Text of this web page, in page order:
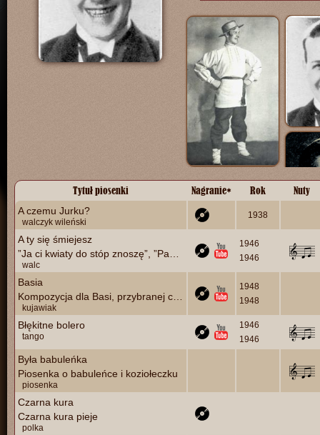
Tytuł piosenki Nagranie* Rok Nuty
A czemu Jurku?
walczyk wileński
1938
A ty się śmiejesz
walc
1946
1946
Basia
kujawiak
1948
1948
Błękitne bolero
tango
1946
1946
Była babuleńka
Piosenka o babuleńce i koziołeczku
piosenka
Czarna kura
Czarna kura pieje
polka